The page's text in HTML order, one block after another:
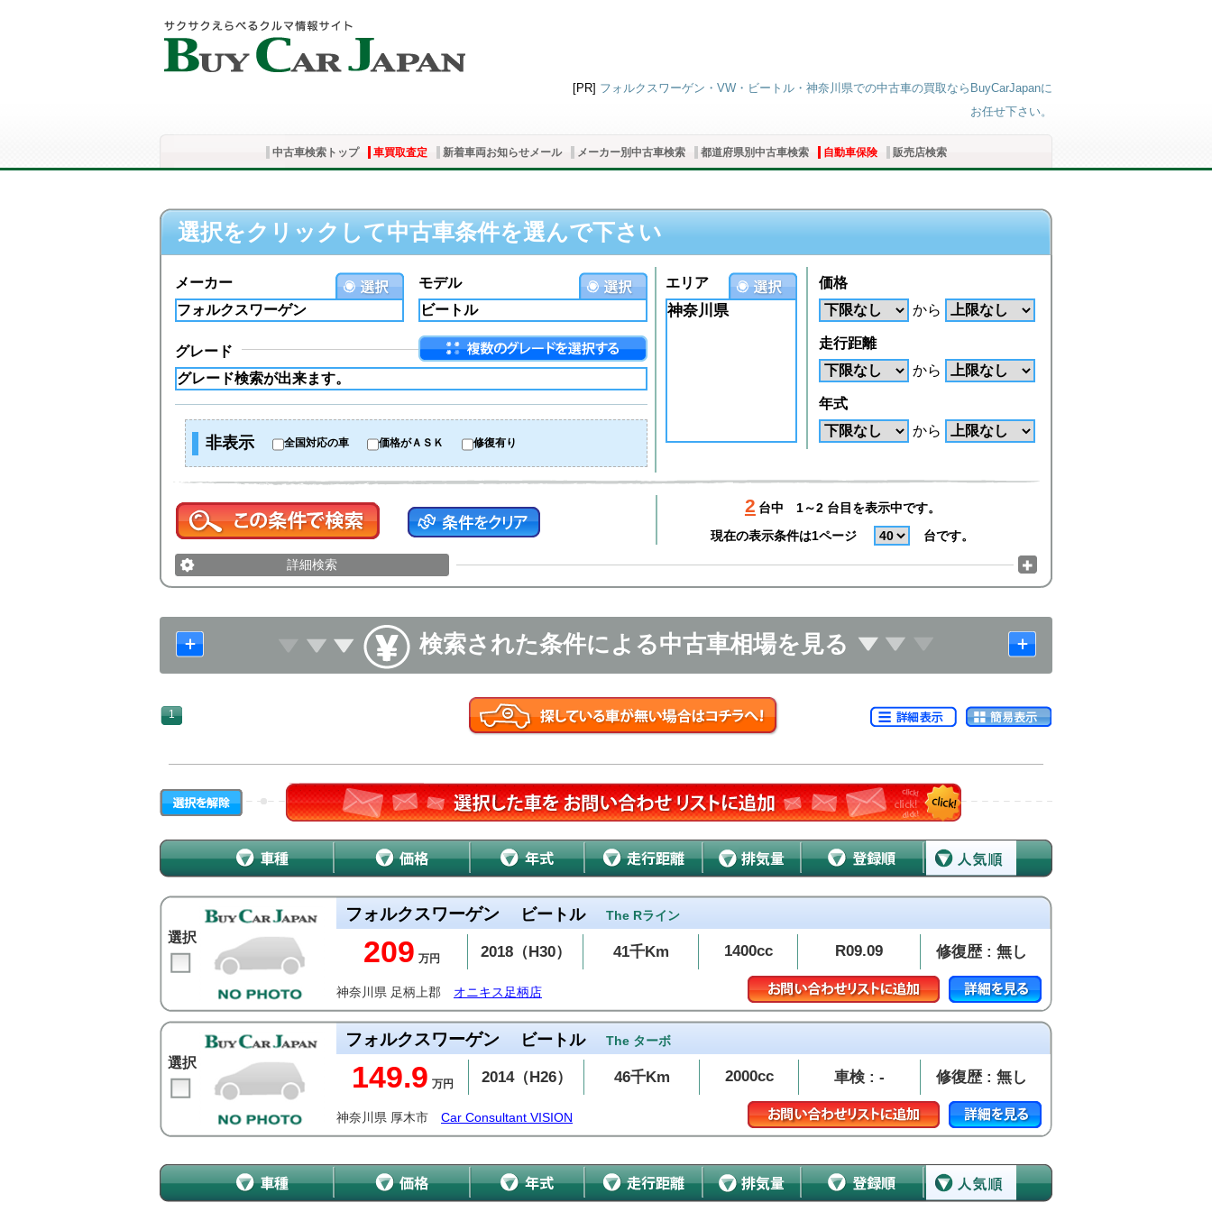
[PR] フォルクスワーゲン・VW・ビートル・神奈川県での中古車の買取ならBuyCarJapanに
お任せ下さい。
中古車検索トップ 車買取査定 新着車両お知らせメール メーカー別中古車検索 都道府県別中古車検索 自動車保険 販売店検索
選択をクリックして中古車条件を選んで下さい
モデル
メーカー
グレード
非表示 全国対応の車 価格がＡＳＫ 修復有り
エリア
神奈川県
価格
から
走行距離
から
年式
から
2 台中
1～2 台目を表示中です。
現在の表示条件は1ページ
台です。
詳細検索
検索された条件による中古車相場を見る
1
選択
フォルクスワーゲン ビートル The Rライン
209 万円 2018（H30） 41千Km 1400cc R09.09 修復歴 : 無し
神奈川県 足柄上郡 オニキス足柄店
選択
フォルクスワーゲン ビートル The ターボ
149.9 万円 2014（H26） 46千Km 2000cc 車検 : - 修復歴 : 無し
神奈川県 厚木市 Car Consultant VISION